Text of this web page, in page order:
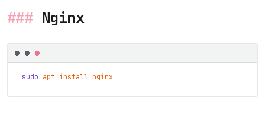
Nginx
sudo apt install nginx